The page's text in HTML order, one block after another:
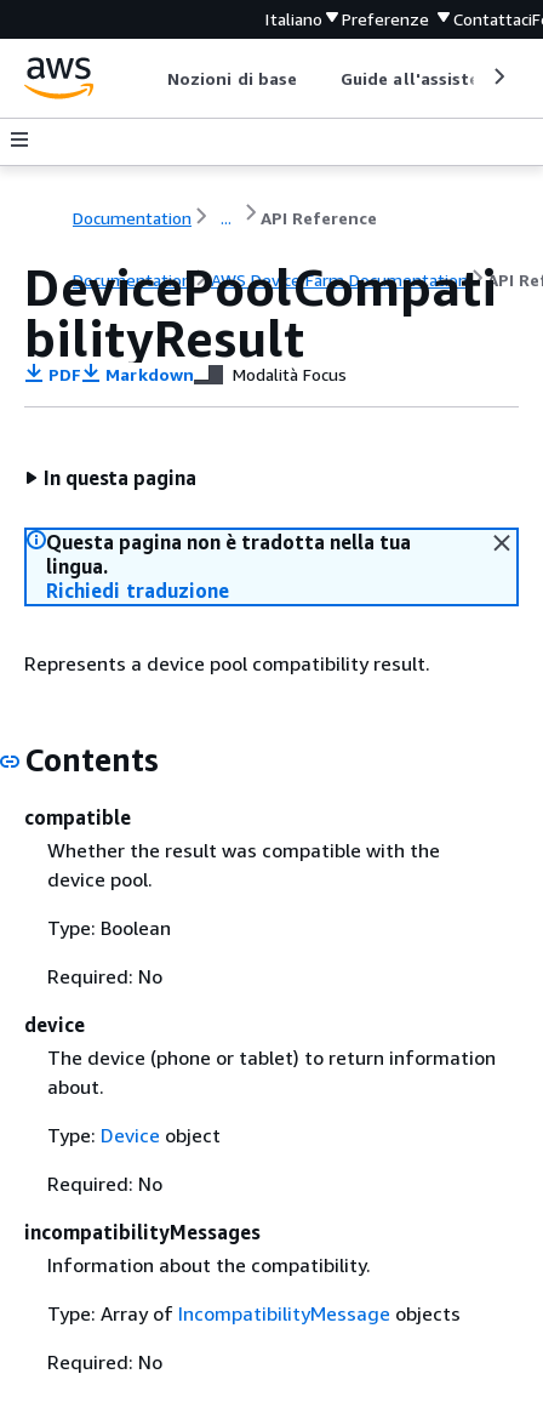
Italiano Preferenze Contattaci
Nozioni di base Guide all'assistenza
Documentation ... API Reference
Documentation AWS Device Farm Documentation API
DevicePoolCompati
bilityResult
PDF Markdown Modalità Focus
In questa pagina
Questa pagina non è tradotta nella tua
lingua.
Richiedi traduzione
Represents a device pool compatibility result.
Contents
compatible
Whether the result was compatible with the
device pool.
Type: Boolean
Required: No
device
The device (phone or tablet) to return information
about.
Type: Device object
Required: No
incompatibilityMessages
Information about the compatibility.
Type: Array of IncompatibilityMessage objects
Required: No